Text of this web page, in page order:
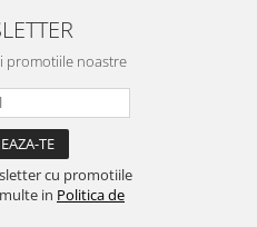
promotiile noastre
cu promotiile
in Politica de